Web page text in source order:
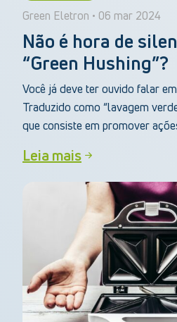
Green Eletron • 06 mar 2024
Não é hora de
“Green Hushing”?
Você já deve ter ouvido falar
Traduzido como “lavagem
que consiste em promover
Leia mais